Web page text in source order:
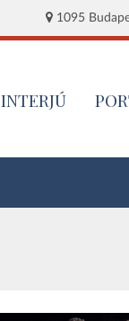
1095
INTERJÚ